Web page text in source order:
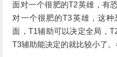
面对一个很肥的T2英雄，有
对一个很肥的T3英雄，这
面，T1辅助可以决定全局，
T3辅助能决定的就比较小了。